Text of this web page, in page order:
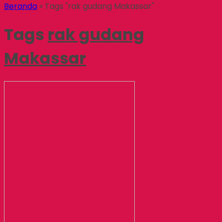
Beranda » Tags "rak gudang Makassar"
Tags rak gudang
Makassar